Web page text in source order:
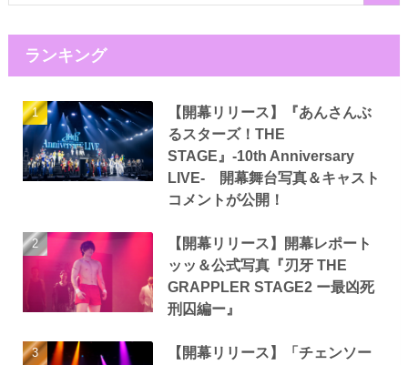
ランキング
【開幕リリース】『あんさんぶ
るスターズ！THE
STAGE』-10th Anniversary
LIVE- 開幕舞台写真＆キャスト
コメントが公開！
【開幕リリース】開幕レポート
ッッ＆公式写真『刃牙 THE
GRAPPLER STAGE2 ー最凶死
刑囚編ー』
【開幕リリース】「チェンソー